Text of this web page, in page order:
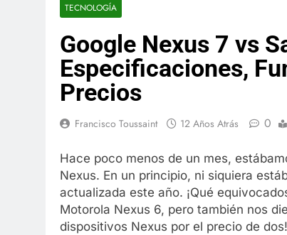
Más
7 Años
7 Años
La
7 Años
TECNOLOGÍA
Google Nexus 7 vs
Especificaciones,
Precios
Francisco Toussaint 12 Años Atrás 0
Hace poco menos de un mes,
Nexus. En un principio, ni siquiera
actualizada este año. ¡Qué
Motorola Nexus 6, pero también nos
dispositivos Nexus por el precio de dos!